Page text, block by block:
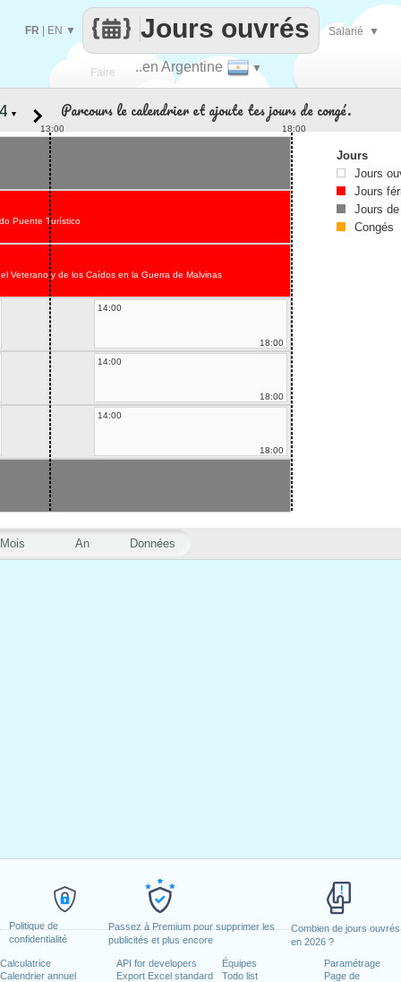
Politique de
confidentialité
Passez à Premium pour supprimer les
publicités et plus encore
Combien de jours ouvrés
en 2026 ?
Calculatrice
Calendrier annuel
API for developers
Export Excel standard
Équipes
Todo list
Paramétrage
Page de
Faire ..en Argentine ▼
Jours ouvrés
FR EN ▼ Salarié ▼
Mois An Données
▼ Parcours le calendrier et ajoute tes jours de congé.
13:00 18:00
Puente Turístico
Veterano y de los Caídos en la Guerra de Malvinas
14:00
18:00
14:00
18:00
14:00
18:00
Jours
Jours
Jours
Jours
Congés